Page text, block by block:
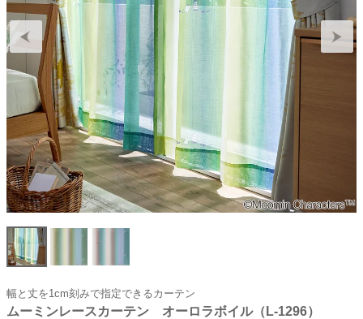
幅と丈を1cm刻みで指定できるカーテン
ムーミンレースカーテン オーロラボイル（L-1296）